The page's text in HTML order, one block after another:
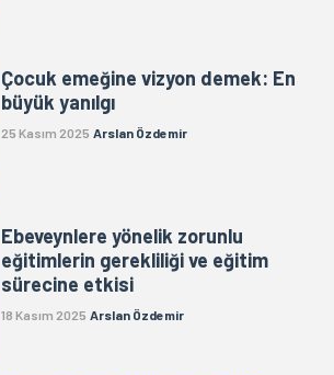
Çocuk emeğine vizyon demek: En
büyük yanılgı
25 Kasım 2025 Arslan Özdemir
Ebeveynlere yönelik zorunlu
eğitimlerin gerekliliği ve eğitim
sürecine etkisi
18 Kasım 2025 Arslan Özdemir